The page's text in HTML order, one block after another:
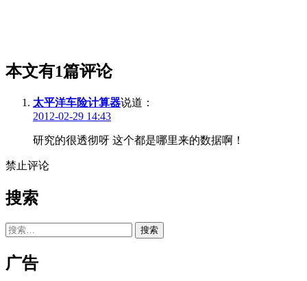
本文有1篇评论
太平洋车险计算器说道：
2012-02-29 14:43
研究的很透彻呀 这个都是哪里来的数据啊！
禁止评论
搜索
搜
广告